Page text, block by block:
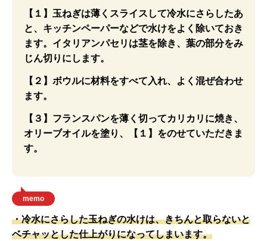
【１】玉ねぎは薄くスライスして冷水にさらしたあ
と、キッチンペーパーなどで水けをよく除いておき
ます。イタリアンパセリは茎を除き、葉の部分をみ
じん切りにします。
【２】ボウルに材料をすべて入れ、よく混ぜ合わせ
ます。
【３】フランスパンを薄く切ってカリカリに焼き、
オリーブオイルを塗り、【１】をのせていただきま
す。
memo
・冷水にさらした玉ねぎの水けは、きちんと取らないと
ベチャッとした仕上がりになってしまいます。